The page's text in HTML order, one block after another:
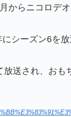
からニコロデ
シーズン6を
送され、おも